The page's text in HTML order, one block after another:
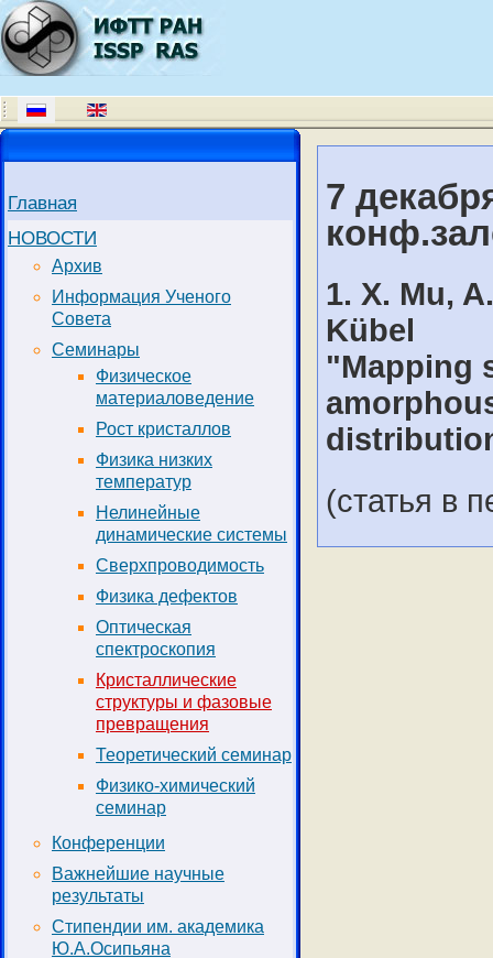
Главная
НОВОСТИ
Архив
Информация Ученого
Совета
Семинары
Физическое
материаловедение
Рост кристаллов
Физика низких
температур
Нелинейные
динамические системы
Сверхпроводимость
Физика дефектов
Оптическая
спектроскопия
Кристаллические
структуры и фазовые
превращения
Теоретический семинар
Физико-химический
семинар
Конференции
Важнейшие научные
результаты
Стипендии им. академика
Ю.А.Осипьяна
7
1. X. Mu,
Kübel
"Mapping
(статья в